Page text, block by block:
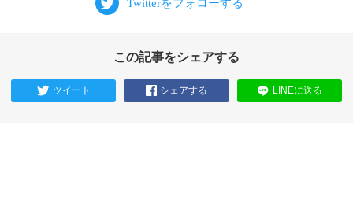
この記事をシェアする
ツイート シェアする LINEに送る